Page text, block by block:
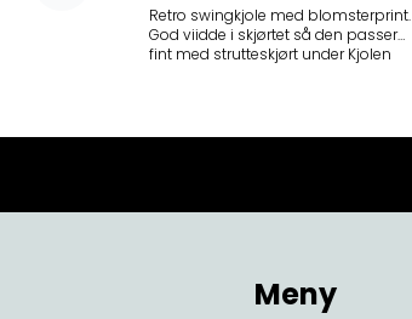
Retro swingkjole med blomsterprint.
God viidde i skjørtet så den passer
fint med strutteskjørt under Kjolen
Meny